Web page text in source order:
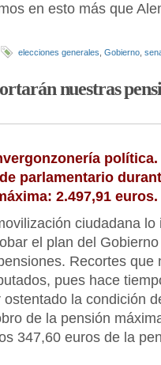
en esto más que
elecciones generales Gobierno
nuestras
parlamentario
2.497,91 euros.
ciudadana
el plan del
Recortes que
pues hace
la condición
de la pensión
347,60 euros de la